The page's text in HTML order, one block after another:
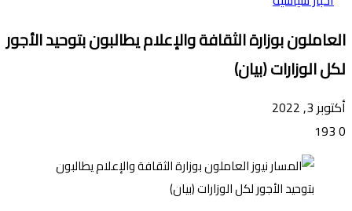
العاملون بوزارة الثقافة والإعلام يطالبون بتوحيد الأجور
لكل الوزارات (بيان)
أكتوبر 3, 2022
0